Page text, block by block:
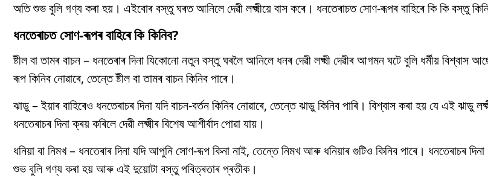
অতি শুভ বুলি গণ্য কৰা হয়। এইবোৰ বস্তু ঘৰত আনিলে দেৱী লক্ষ্মীয়ে বাস কৰে। ধনতেৰাচত সোণ-ৰূপৰ বাহিৰে কি কি বস্তু
ধনতেৰাচত সোণ-ৰূপৰ বাহিৰে কি কিনিব?
ষ্টীল বা তামৰ বাচন – ধনতেৰাৰ দিনা যিকোনো নতুন বস্তু ঘৰলৈ আনিলে ধনৰ দেৱী লক্ষ্মী দেৱীৰ আগমন ঘটে বুলি ধৰ্মীয় বিশ্বাস
ৰূপ কিনিব নোৱাৰে, তেন্তে ষ্টীল বা তামৰ বাচন কিনিব পাৰে।
ঝাড়ু – ইয়াৰ বাহিৰেও ধনতেৰাচৰ দিনা যদি বাচন-বৰ্তন কিনিব নোৱাৰে, তেন্তে ঝাড়ু কিনিব পাৰি। বিশ্বাস কৰা হয় যে এই ঝাড়ু
ধনতেৰাচৰ দিনা ক্ৰয় কৰিলে দেৱী লক্ষ্মীৰ বিশেষ আশীৰ্বাদ পোৱা যায়।
ধনিয়া বা নিমখ – ধনতেৰাৰ দিনা যদি আপুনি সোণ-ৰূপ কিনা নাই, তেন্তে নিমখ আৰু ধনিয়াৰ গুটিও কিনিব পাৰে। ধনতেৰাচৰ
শুভ বুলি গণ্য কৰা হয় আৰু এই দুয়োটা বস্তু পবিত্ৰতাৰ প্ৰতীক।